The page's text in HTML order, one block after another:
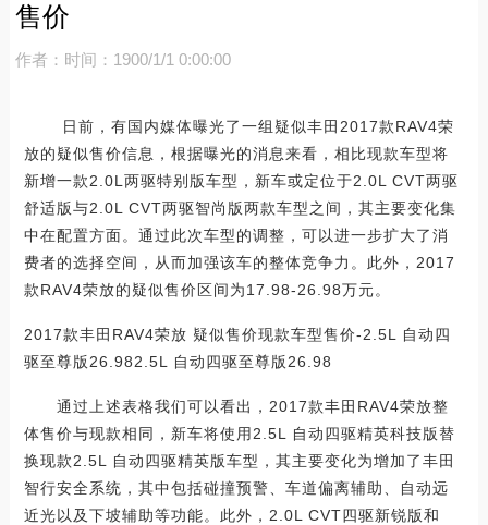
售价
作者： 时间：1900/1/1 0:00:00
日前，有国内媒体曝光了一组疑似丰田2017款RAV4荣
放的疑似售价信息，根据曝光的消息来看，相比现款车型将
新增一款2.0L两驱特别版车型，新车或定位于2.0L CVT两驱
舒适版与2.0L CVT两驱智尚版两款车型之间，其主要变化集
中在配置方面。通过此次车型的调整，可以进一步扩大了消
费者的选择空间，从而加强该车的整体竞争力。此外，2017
款RAV4荣放的疑似售价区间为17.98-26.98万元。
2017款丰田RAV4荣放 疑似售价现款车型售价-2.5L 自动四
驱至尊版26.982.5L 自动四驱至尊版26.98
通过上述表格我们可以看出，2017款丰田RAV4荣放整
体售价与现款相同，新车将使用2.5L 自动四驱精英科技版替
换现款2.5L 自动四驱精英版车型，其主要变化为增加了丰田
智行安全系统，其中包括碰撞预警、车道偏离辅助、自动远
近光以及下坡辅助等功能。此外，2.0L CVT四驱新锐版和